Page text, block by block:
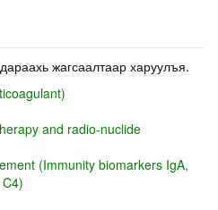
жагсаалтаар харуулъя.
and radio-nuclide
(Immunity biomarkers IgA,